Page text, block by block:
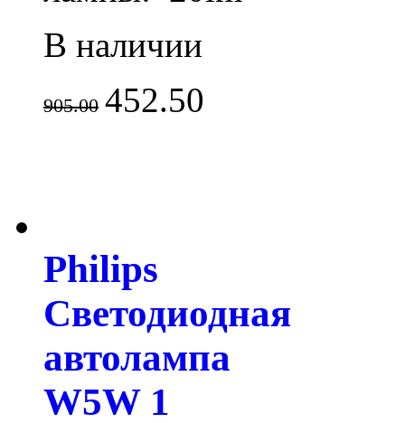
В наличии
905.00 452.50
Philips
Светодиодная
автолампа
W5W 1